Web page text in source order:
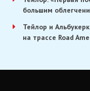
большим
Тейлор и
на трассе Road